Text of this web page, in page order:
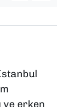
ve erken